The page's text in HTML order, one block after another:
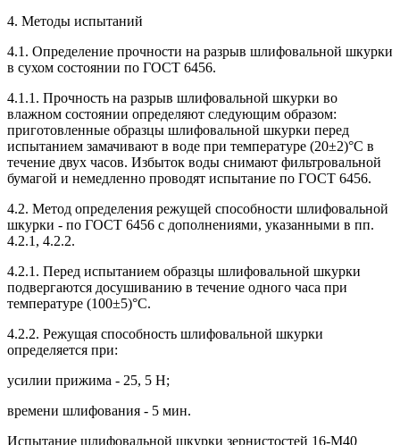
4. Методы испытаний
4.1. Определение прочности на разрыв шлифовальной шкурки
в сухом состоянии по ГОСТ 6456.
4.1.1. Прочность на разрыв шлифовальной шкурки во
влажном состоянии определяют следующим образом:
приготовленные образцы шлифовальной шкурки перед
испытанием замачивают в воде при температуре (20±2)°С в
течение двух часов. Избыток воды снимают фильтровальной
бумагой и немедленно проводят испытание по ГОСТ 6456.
4.2. Метод определения режущей способности шлифовальной
шкурки - по ГОСТ 6456 с дополнениями, указанными в пп.
4.2.1, 4.2.2.
4.2.1. Перед испытанием образцы шлифовальной шкурки
подвергаются досушиванию в течение одного часа при
температуре (100±5)°С.
4.2.2. Режущая способность шлифовальной шкурки
определяется при:
усилии прижима - 25, 5 Н;
времени шлифования - 5 мин.
Испытание шлифовальной шкурки зернистостей 16-М40